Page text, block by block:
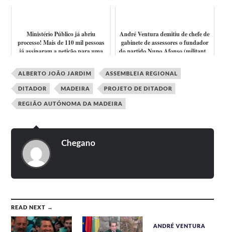
Ministério Público já abriu
processo! Mais de 110 mil pessoas
já assinaram a petição para uma
André Ventura demitiu de chefe de
gabinete de assessores o fundador
do partido Nuno Afonso (militant...
ALBERTO JOÃO JARDIM ASSEMBLEIA REGIONAL
DITADOR MADEIRA PROJETO DE DITADOR
REGIÃO AUTÓNOMA DA MADEIRA
Chegano
READ NEXT →
ANDRÉ VENTURA